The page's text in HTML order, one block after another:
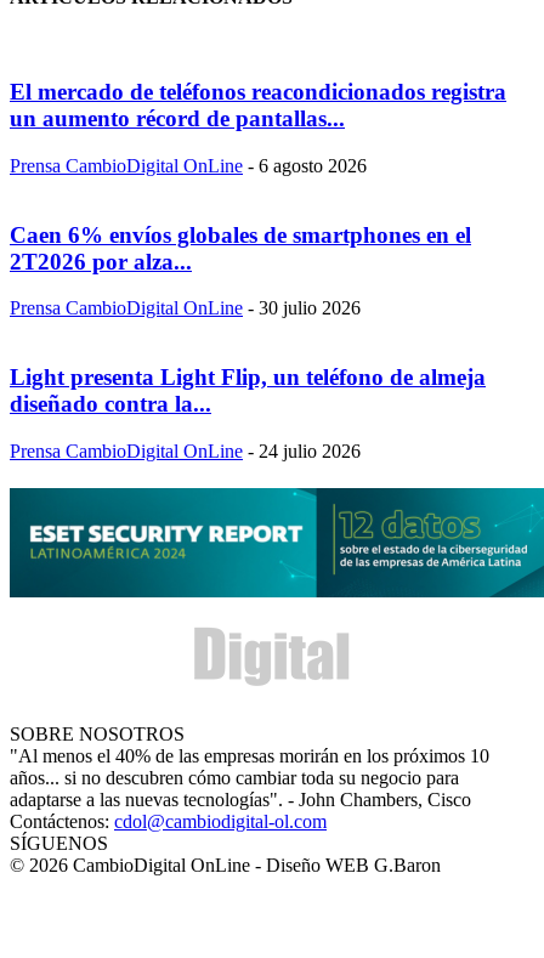
El mercado de teléfonos reacondicionados registra
un aumento récord de pantallas...
Prensa CambioDigital OnLine - 6 agosto 2026
Caen 6% envíos globales de smartphones en el
2T2026 por alza...
Prensa CambioDigital OnLine - 30 julio 2026
Light presenta Light Flip, un teléfono de almeja
diseñado contra la...
Prensa CambioDigital OnLine - 24 julio 2026
SOBRE NOSOTROS
"Al menos el 40% de las empresas morirán en los próximos 10
años... si no descubren cómo cambiar toda su negocio para
adaptarse a las nuevas tecnologías". - John Chambers, Cisco
Contáctenos: cdol@cambiodigital-ol.com
SÍGUENOS
© 2026 CambioDigital OnLine - Diseño WEB G.Baron